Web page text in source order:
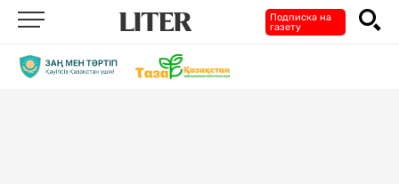
Подписка на
газету